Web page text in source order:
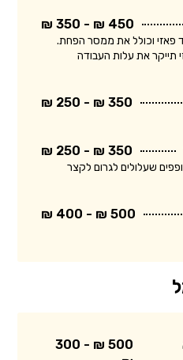
450 ₪ - 350 ₪
וכולל את ממסר הפחת.
את עלות העבודה
350 ₪ - 250 ₪
350 ₪ - 250 ₪
שעלולים לגרום לקצר
500 ₪ - 400 ₪
500 ₪ - 300